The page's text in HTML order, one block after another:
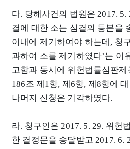
다. 당해사건의 법원은 2017. 5.
결에 대한 소는 심결의 등본을
이내에 제기하여야 하는데, 청
과하여 소를 제기하였다’는 이
고함과 동시에 위헌법률심판제
186조 제1항, 제6항, 제8항에
나머지 신청은 기각하였다.
라. 청구인은 2017. 5. 29. 위헌
한 결정문을 송달받고 2017. 6.